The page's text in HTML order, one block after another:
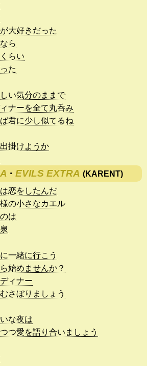
大好きだった
ら
らい
た
い気分のままで
ナーを全て丸呑み
君に少し似てるね
掛けようか
· EVILS EXTRA (KARENT)
恋をしたんだ
の小さなカエル
は
一緒に行こう
始めませんか？
ィナー
さぼりましょう
な夜は
つ愛を語り合いましょう